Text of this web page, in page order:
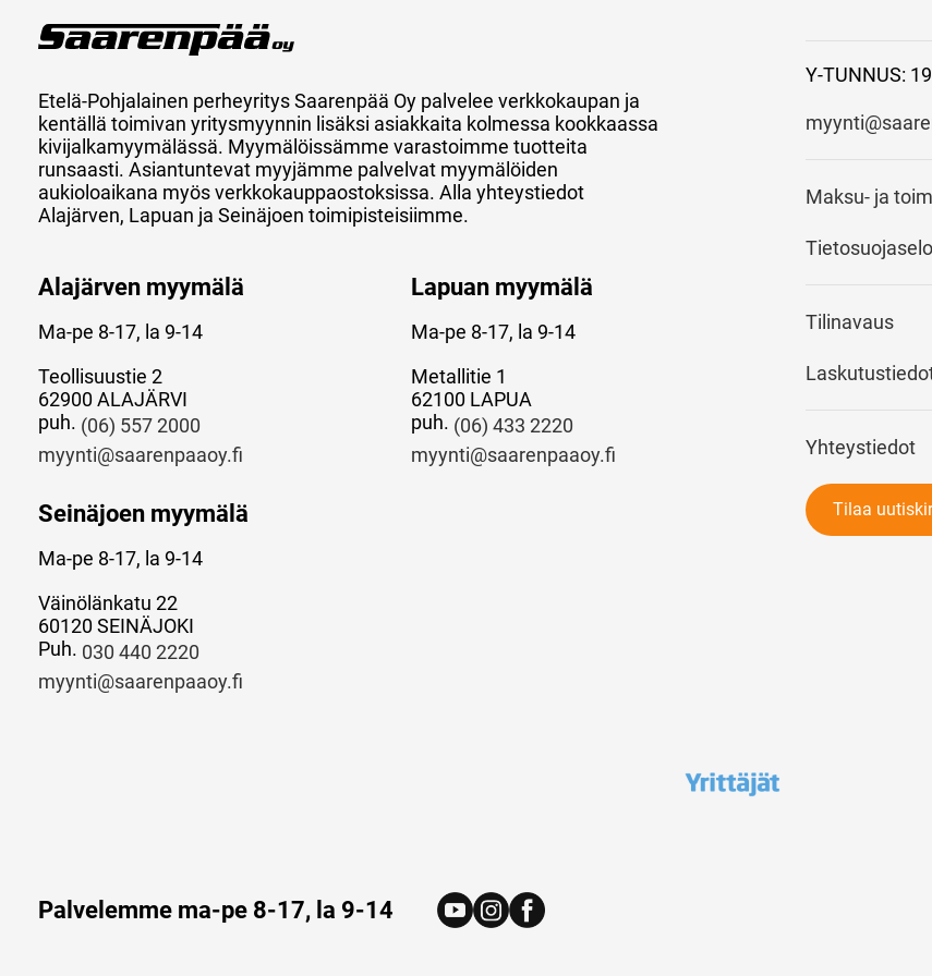
Etelä-Pohjalainen perheyritys Saarenpää Oy palvelee verkkokaupan ja
kentällä toimivan yritysmyynnin lisäksi asiakkaita kolmessa kookkaassa
kivijalkamyymälässä. Myymälöissämme varastoimme tuotteita
runsaasti. Asiantuntevat myyjämme palvelvat myymälöiden
aukioloaikana myös verkkokauppaostoksissa. Alla yhteystiedot
Alajärven, Lapuan ja Seinäjoen toimipisteisiimme.
Alajärven myymälä
Ma-pe 8-17, la 9-14
Teollisuustie 2
62900 ALAJÄRVI
puh. (06) 557 2000
myynti@saarenpaaoy.fi
Lapuan myymälä
Ma-pe 8-17, la 9-14
Metallitie 1
62100 LAPUA
puh. (06) 433 2220
myynti@saarenpaaoy.fi
Seinäjoen myymälä
Ma-pe 8-17, la 9-14
Väinölänkatu 22
60120 SEINÄJOKI
Puh. 030 440 2220
myynti@saarenpaaoy.fi
Y-TUNNUS:
Maksu- ja
Tilinavaus
Yhteystiedot
Tilaa
Palvelemme ma-pe 8-17, la 9-14